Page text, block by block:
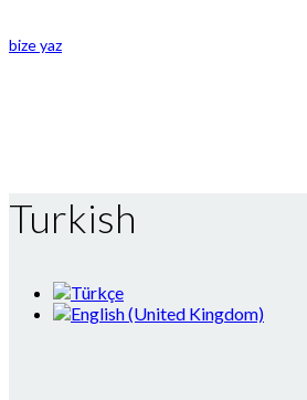
bize yaz
Turkish